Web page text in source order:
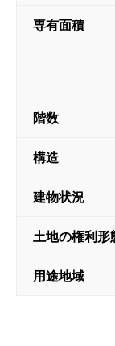
専有面積
階数
構造
建物状況
土地の権利形
用途地域